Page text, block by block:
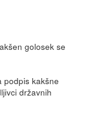
golosek se
podpis kakšne
državnih